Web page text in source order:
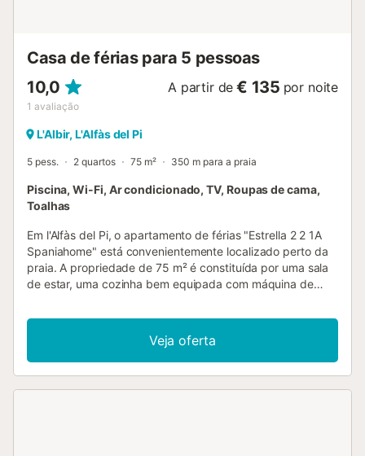
Casa de férias para 5 pessoas
10,0
1 avaliação
A partir de € 135 por noite
L'Albir, L'Alfàs del Pi
5 pess. 2 quartos 75 m² 350 m para a praia
Piscina, Wi-Fi, Ar condicionado, TV, Roupas de cama,
Toalhas
Em l'Alfàs del Pi, o apartamento de férias "Estrella 2 2 1A
Spaniahome" está convenientemente localizado perto da
praia. A propriedade de 75 m² é constituída por uma sala
de estar, uma cozinha bem equipada com máquina de
portanto, acomodar 4 pessoas. Outras comodidades
incluem Wi-Fi, uma TV, ar condicionado, aquecimento,
bem como uma máquina de lavar roupa. O apartamento
de férias dispõe de um terraço coberto privado. Uma área
Veja oferta